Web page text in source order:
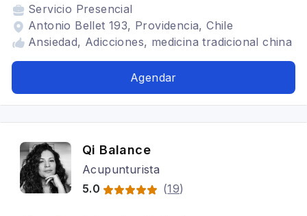
Servicio Presencial
Antonio Bellet 193, Providencia, Chile
Ansiedad, Adicciones, medicina tradicional china
Agendar
Qi Balance
Acupunturista
5.0
(19)